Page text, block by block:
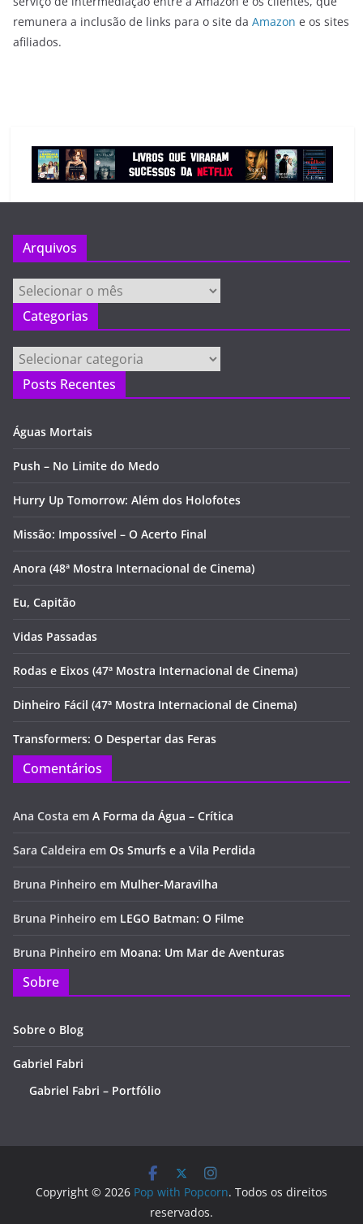
remunera a inclusão de links para o site da Amazon e os sites
afiliados.
Arquivos
Arquivos
Categorias
Categorias
Posts Recentes
Águas Mortais
Push – No Limite do Medo
Hurry Up Tomorrow: Além dos Holofotes
Missão: Impossível – O Acerto Final
Anora (48ª Mostra Internacional de Cinema)
Eu, Capitão
Vidas Passadas
Rodas e Eixos (47ª Mostra Internacional de Cinema)
Dinheiro Fácil (47ª Mostra Internacional de Cinema)
Transformers: O Despertar das Feras
Comentários
Ana Costa em A Forma da Água – Crítica
Sara Caldeira em Os Smurfs e a Vila Perdida
Bruna Pinheiro em Mulher-Maravilha
Bruna Pinheiro em LEGO Batman: O Filme
Bruna Pinheiro em Moana: Um Mar de Aventuras
Sobre
Sobre o Blog
Gabriel Fabri
Gabriel Fabri – Portfólio
Copyright © 2026 Pop with Popcorn. Todos os direitos
reservados.